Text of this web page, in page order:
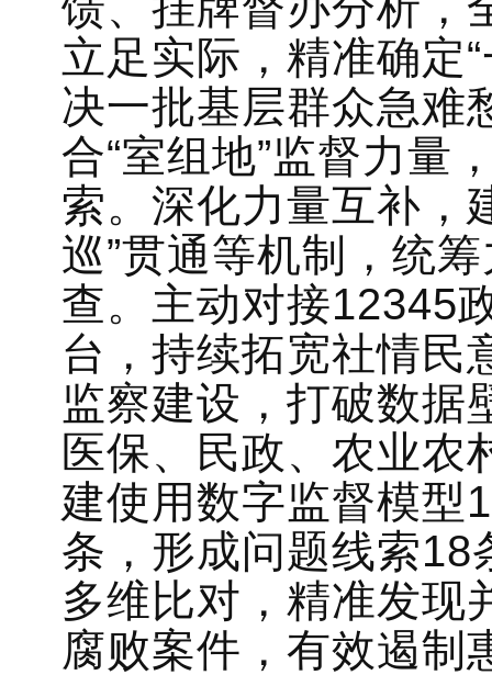
立足实际，精准确定
决一批基层群众急难
合“室组地”监督力量
索。深化力量互补，
巡”贯通等机制，统
查。主动对接12345
台，持续拓宽社情民
监察建设，打破数据
医保、民政、农业农
建使用数字监督模型
条，形成问题线索18
多维比对，精准发现
腐败案件，有效遏制